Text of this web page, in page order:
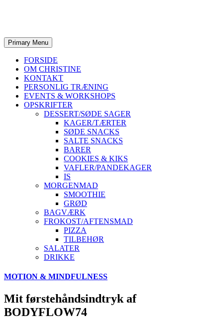
Primary Menu
FORSIDE
OM CHRISTINE
KONTAKT
PERSONLIG TRÆNING
EVENTS & WORKSHOPS
OPSKRIFTER
DESSERT/SØDE SAGER
KAGER/TÆRTER
SØDE SNACKS
SALTE SNACKS
BARER
COOKIES & KIKS
VAFLER/PANDEKAGER
IS
MORGENMAD
SMOOTHIE
GRØD
BAGVÆRK
FROKOST/AFTENSMAD
PIZZA
TILBEHØR
SALATER
DRIKKE
Skip
content
MOTION & MINDFULNESS
Mit førstehåndsindtryk af
BODYFLOW74